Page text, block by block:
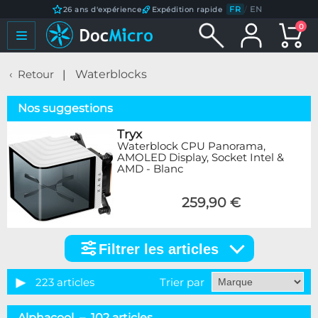
26 ans d'expérience Expédition rapide FR / EN
0
Retour Waterblocks
Nos suggestions
Tryx
Waterblock CPU Panorama,
AMOLED Display, Socket Intel &
AMD - Blanc
259,90 €
articles
Catégorie
Filtrer les articles
223 articles Trier par